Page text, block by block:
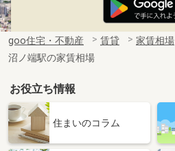
goo住宅・不動産 賃貸 家賃相場
沼ノ端駅の家賃相場
お役立ち情報
住まいのコラム